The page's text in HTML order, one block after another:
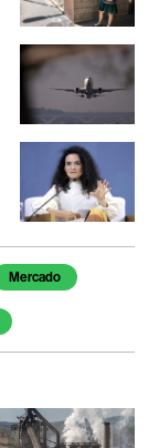
Mercado